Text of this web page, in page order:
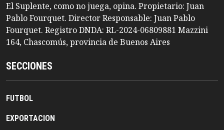
El Suplente, como no juega, opina. Propietario: Juan
Pablo Fourquet. Director Responsable: Juan Pablo
Fourquet. Registro DNDA: RL-2024-06809881 Mazzini
164, Chascomús, provincia de Buenos Aires
SECCIONES
FUTBOL
EXPORTACION